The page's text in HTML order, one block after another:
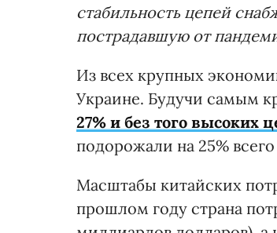
стабильность цепей
пострадавшую от
Из всех крупных
Украине. Будучи самым
27% и без того высоких
подорожали на 25%
Масштабы китайских
прошлом году страна